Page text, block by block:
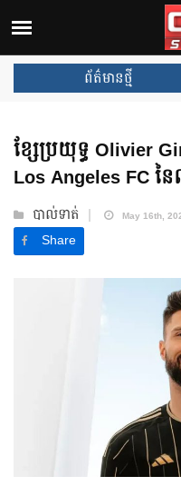
ព័ត៌មានថ្មី
នឹងឈ្នះពានរង្វាន់បន្ថែមទៀត ប
ខ្សែប្រយុទ្ធ Olivier
Los Angeles FC
បាល់ទាត់ May 16th,
Share